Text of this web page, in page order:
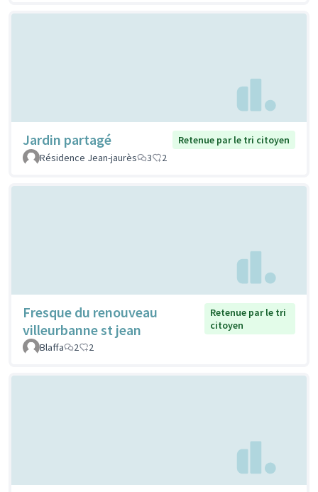
Jardin partagé
Retenue par le tri citoyen
Résidence Jean-jaurès
3 2
Fresque du renouveau
villeurbanne st jean
Retenue par le tri
citoyen
Blaffa
2 2